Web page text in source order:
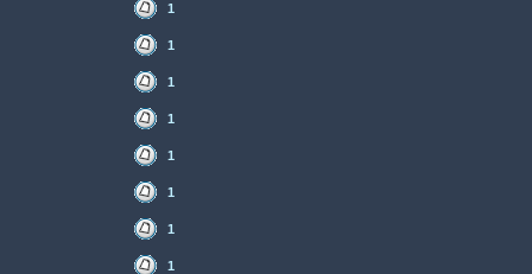
1
1
1
1
1
1
1
1